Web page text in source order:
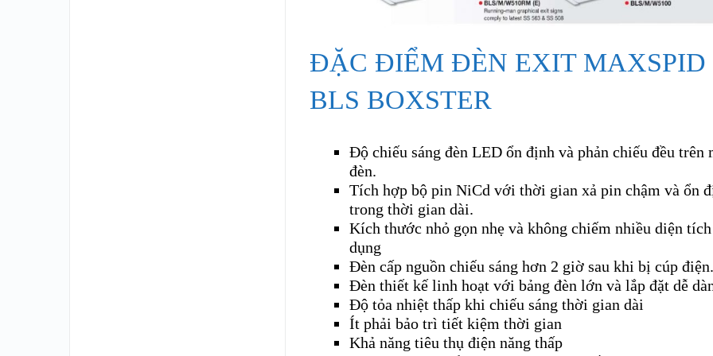
ĐẶC ĐIỂM ĐÈN EXIT MAXSPID
BLS BOXSTER
Độ chiếu sáng đèn LED ổn định và phản chiếu đều trên
đèn.
Tích hợp bộ pin NiCd với thời gian xả pin chậm và ổn
trong thời gian dài.
Kích thước nhỏ gọn nhẹ và không chiếm nhiều diện
dụng
Đèn cấp nguồn chiếu sáng hơn 2 giờ sau khi bị cúp điện.
Đèn thiết kế linh hoạt với bảng đèn lớn và lắp đặt dễ
Độ tỏa nhiệt thấp khi chiếu sáng thời gian dài
Ít phải bảo trì tiết kiệm thời gian
Khả năng tiêu thụ điện năng thấp